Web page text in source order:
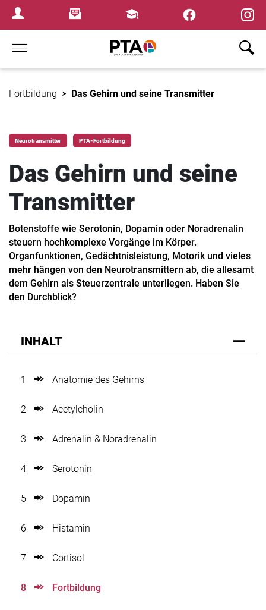
Login MenuNewsletterFortbildungen
Home
Fortbildung Das Gehirn und seine Transmitter
Neurotransmitter PTA-Fortbildung
Das Gehirn und seine
Transmitter
Botenstoffe wie Serotonin, Dopamin oder Noradrenalin
steuern hochkomplexe Vorgänge im Körper.
Organfunktionen, Gedächtnisleistung, Motorik und vieles
mehr hängen von den Neurotransmittern ab, die allesamt
dem Gehirn als Steuerzentrale unterliegen. Haben Sie
den Durchblick?
INHALT
1 Anatomie des Gehirns
2 Acetylcholin
3 Adrenalin & Noradrenalin
4 Serotonin
5 Dopamin
6 Histamin
7 Cortisol
8 Fortbildung
×